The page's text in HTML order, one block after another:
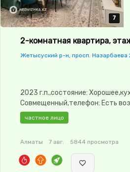
7
7
7
7
7
2-комнатная квартира,
Жетысуский р-н, просп. Назарбаева
2023 г.п.,состояние:
Совмещенный,телефон: Есть
Оптика,Полностью
Паркинг,Домофон,Кодовый
двор,Кондиционер
частное лицо
Алматы 7 авг. 5844 просмотра